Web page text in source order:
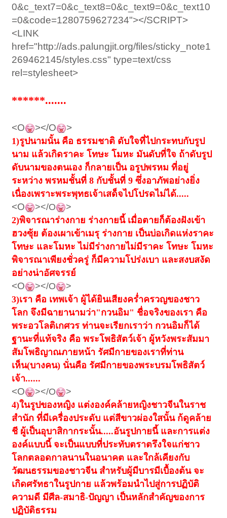
0&c_text7=0&c_text8=0&c_text9=0&c_text10
=0&code=1280759627234"></SCRIPT>
<LINK
href="http://ads.palungjit.org/files/sticky_note1
269462145/styles.css" type=text/css
rel=stylesheet>
******.......
<O ></O >
1)รูปนามนั้น คือ ธรรมชาติ ดับใจที่ไปกระทบกับรูป
นาม แล้วเกิดราคะ โทษะ โมหะ มันดับที่ใจ ถ้าดับรูป
ดับนามของตนเอง ก็กลายเป็น อรูปพรหม ที่อยู่
ระหว่าง พรหมชั้นที่8 กับชั้นที่9 ซึ่งอาภัพอย่างยิ่ง
เนื่องเพราะพระพุทธเจ้าเสด็จไปโปรดไม่ได้.....
<O ></O
>
2)พิจารณาร่างกาย ร่างกายนี้ เมื่อตายก็ต้องฝังเข้า
ฮวงซุ้ย ต้องเผาเข้าเมรุ ร่างกาย เป็นบ่อเกิดแห่งราคะ
โทษะ และโมหะ ไม่มีร่างกายไม่มีราคะ โทษะ โมหะ
พิจารณาเพียงชั่วครู่ ก็มีความโปร่งเบา และสงบสงัด
อย่างน่าอัศจรรย์
<O ></O
>
3)เรา คือ เทพเจ้า ผู้ได้ยินเสียงคร่ำครวญของชาว
โลก จึงมีฉายานามว่า"กวนอิม" ชื่อจริงของเรา คือ
พระอวโลติเกศวร ท่านจะเรียกเราว่า กวนอิมก็ได้
ฐานะที่แท้จริง คือ พระโพธิสัตว์เจ้า ผู้หวังพระสัมมา
สัมโพธิญาณภายหน้า รัศมีกายของเราที่ท่าน
เห็น(บางคน) นั่นคือ รัศมีกายของพระบรมโพธิสัตว์
เจ้า......
<O ></O
>
4)ในรูปของหญิง แต่งองค์คล้ายหญิงชาวจีนในราช
สำนัก ที่มีเครื่องประดับ แต่สีขาวผ่องใสนั้น ก้ดูคล้าย
ชี ผู้เป็นอุบาสิกากระนั้น.....อันรูปกายนี้ และการแต่ง
องค์แบบนี้ จะเป็นแบบที่ประทับตราตรึงใจแก่ชาว
โลกตลอดกาลนานในอนาคต และใกล้เคียงกับ
วัฒนธรรมของชาวจีน สำหรับผู้มีบารมีเบื้องต้น จะ
เกิดศรัทธาในรูปกาย แล้วพร้อมนำไปสู่การปฏิบัติ
ความดี มีศีล-สมาธิ-ปัญญา เป็นหลักสำคัญของการ
ปฏิบัติธรรม